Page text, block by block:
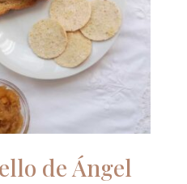
de Ángel